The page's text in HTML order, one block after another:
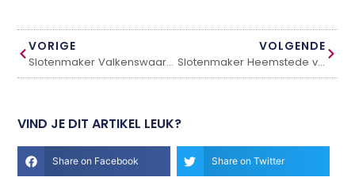
VORIGE
Slotenmaker Valkenswaard voor snelle en betrouwbare service
VOLGENDE
Slotenmaker Heemstede voor snelle en betrouwbare service
VIND JE DIT ARTIKEL LEUK?
Share on Facebook Share on Twitter